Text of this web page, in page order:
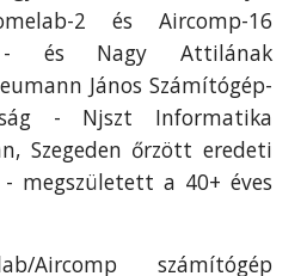
2 és Aircomp-16
- és Nagy Attilának
János Számítógép-
- Njszt Informatika
Szegeden őrzött eredeti
megszületett a 40+ éves
Aircomp számítógép